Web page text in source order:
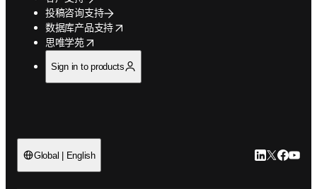
投稿咨询支持
数据库产品支持
opens in new tab/window
思唯学苑
opens in new tab/window
Sign in to products
Global | English LinkedIn 在
Twitter 在